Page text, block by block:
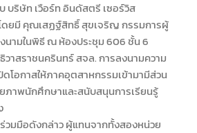
บริษัท เวือร์ท อินดัสตรี เซอร์วิส
ดยมี คุณเสฏฐ์สิทธิ์ สุขเจริญ กรรมการผู้
นามในพิธี ณ ห้องประชุม 606 ชั้น 6
วาสราชนครินทร์ สจล. การลงนามความ
ดโอกาสให้ภาคอุตสาหกรรมเข้ามามีส่วน
าพนักศึกษาและสนับสนุนการเรียนรู้
วมมือดังกล่าว ผู้แทนจากทั้งสองหน่วย